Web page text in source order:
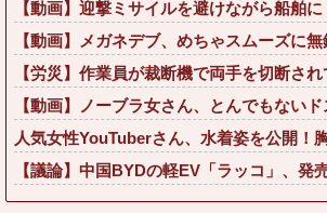
【動画】迎撃ミサイルを避けながら船舶
【動画】メガネデブ、めちゃスムーズに
【労災】作業員が裁断機で両手を切断さ
【動画】ノーブラ女さん、とんでもない
人気女性YouTuberさん、水着姿を公開！
【議論】中国BYDの軽EV「ラッコ」、発